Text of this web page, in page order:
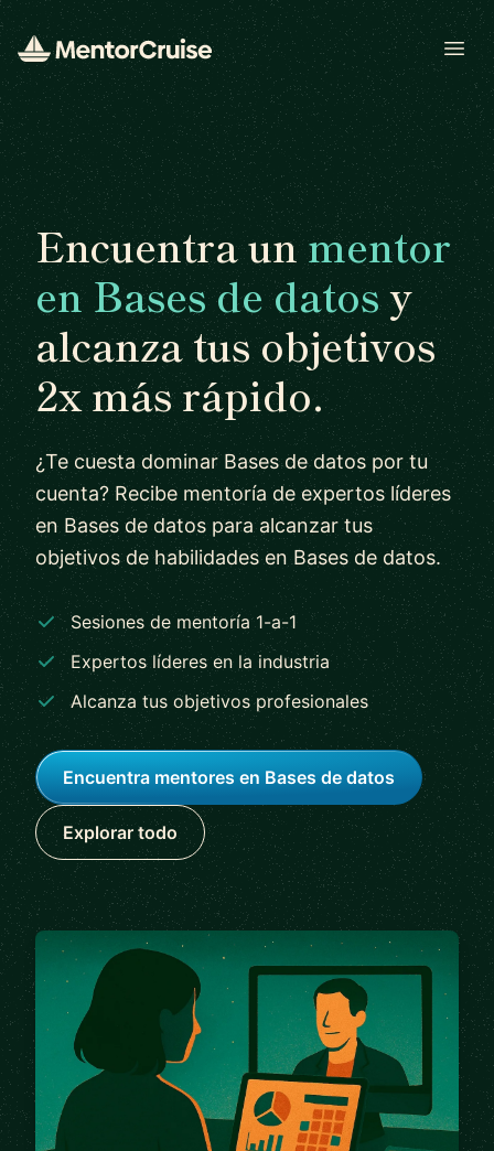
Encuentra unmentor
en Bases de datosy
alcanza tus objetivos
2x más rápido.
¿Te cuesta dominar Bases de datos por tu
cuenta? Recibe mentoría de expertos líderes
en Bases de datos para alcanzar tus
objetivos de habilidades en Bases de datos.
Sesiones de mentoría 1-a-1
Expertos líderes en la industria
Alcanza tus objetivos profesionales
Encuentra mentores en Bases de datos
Explorar todo